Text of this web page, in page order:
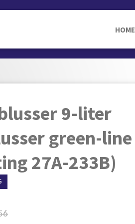
HOME
9-liter
green-line
27A-233B)